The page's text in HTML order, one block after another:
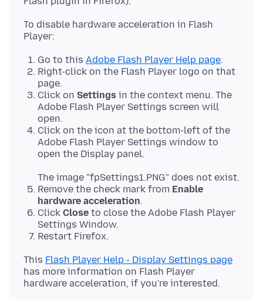
To disable hardware acceleration in Flash
Go to this Adobe Flash Player Help page.
Right-click on the Flash Player logo on that
page.
Click on Settings in the context menu. The
Adobe Flash Player Settings screen will
open.
Click on the icon at the bottom-left of the
Adobe Flash Player Settings window to
open the Display panel.
The image "fpSettings1.PNG" does not exist.
Remove the check mark from Enable
hardware acceleration.
Click Close to close the Adobe Flash Player
Settings Window.
Restart Firefox.
This Flash Player Help - Display Settings page
has more information on Flash Player